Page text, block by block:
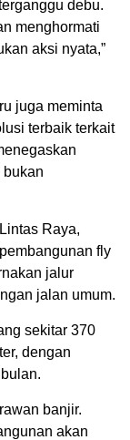
debu.
menghormati
aksi nyata,”
juga meminta
terbaik terkait
bukan
Raya,
fly
jalur
jalan umum.
sekitar 370
dengan
banjir.
akan